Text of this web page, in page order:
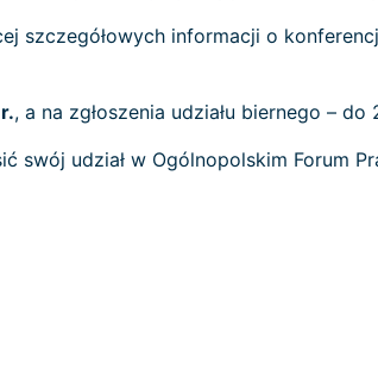
szczegółowych informacji o
, a na zgłoszenia udziału biernego – do
swój udział w Ogólnopolskim Forum